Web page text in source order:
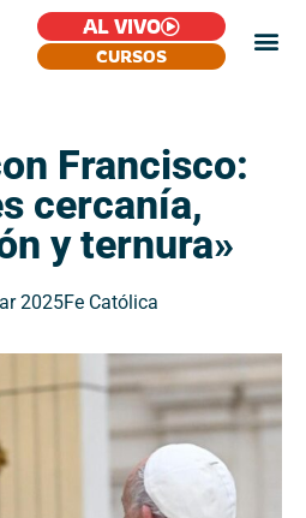
AL VIVO
CURSOS
Francisco:
cercanía,
y ternura»
2025Fe Católica